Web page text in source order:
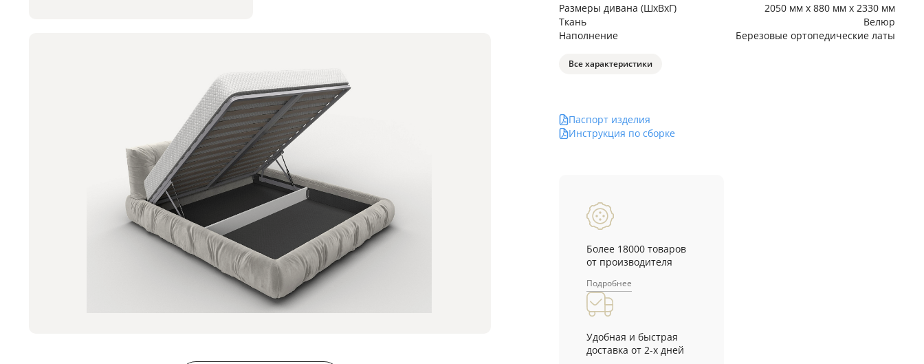
Размеры дивана (ШхВхГ)
2050 мм х 880 мм х 2330 мм
Ткань
Велюр
Наполнение
Березовые ортопедические латы
Все характеристики
Паспорт изделия
Инструкция по сборке
Более 18000 товаров
от производителя
Подробнее
Удобная и быстрая
доставка от 2-х дней